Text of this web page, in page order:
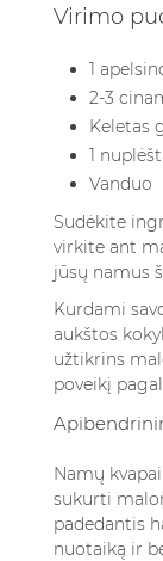
Virimo
1
2-3
Keletas
1
Vanduo
Sudėkite
virkite ant
jūsų namus
Kurdami
aukštos
užtikrins
poveikį
Namų
sukurti
padedantis
nuotaiką ir